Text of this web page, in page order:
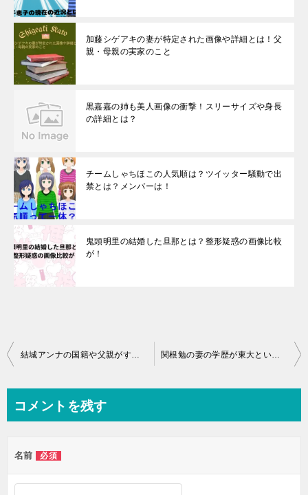
加藤シゲアキの妻が特定された画像や詳細とは！父
親・母親の実家のこと
黒嘉嘉の姉も美人画像の衝撃！スリーサイズや身長
の詳細とは？
チームしゃちほこの人気順は？ツイッター騒動で出
禁とは？メンバーは！
鬼頭明里の結婚した旦那とは？整形疑惑の画像比較
が！
投
ビ
ー
シ
結城アンナの国籍や父親がすごい！子供は娘が1人いる？画像は 関根勉の妻の学歴が東大という噂の真相とは！最近見ないけれど仕事は何をしてる
コメントを残す
名前 必須